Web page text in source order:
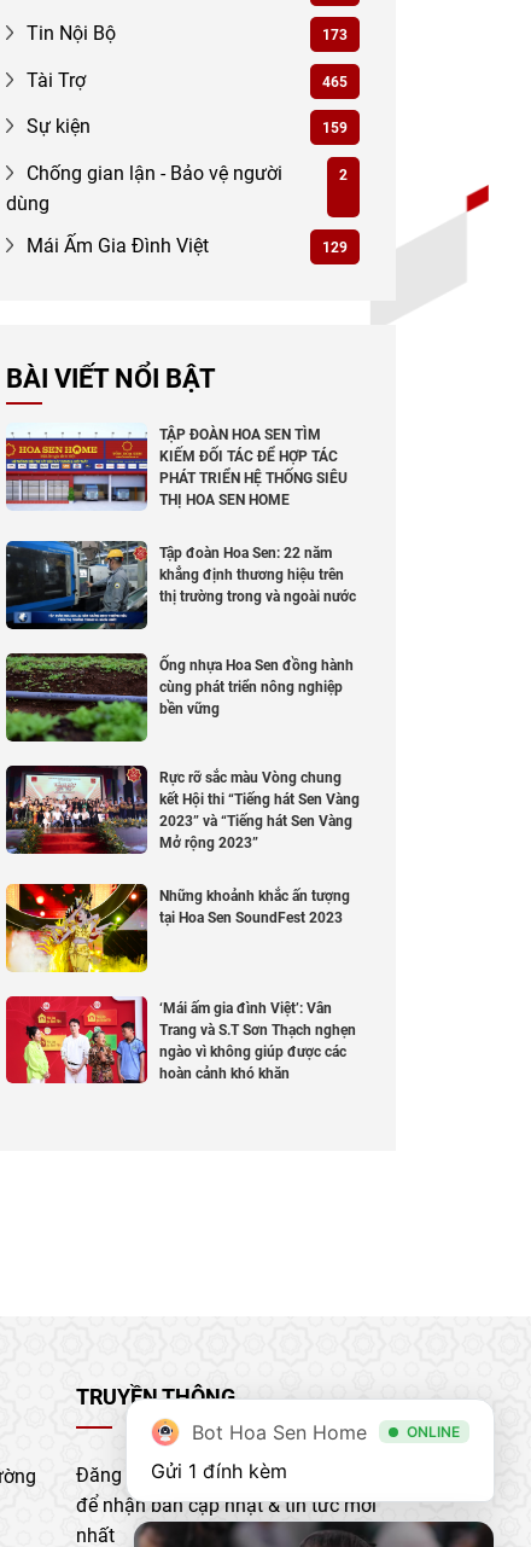
Tin Nội Bộ 173
Tài Trợ 465
Sự kiện 159
Chống gian lận - Bảo vệ người
dùng
2
Mái Ấm Gia Đình Việt 129
BÀI VIẾT NỔI BẬT
TẬP ĐOÀN HOA SEN TÌM
KIẾM ĐỐI TÁC ĐỂ HỢP TÁC
PHÁT TRIỂN HỆ THỐNG SIÊU
THỊ HOA SEN HOME
Tập đoàn Hoa Sen: 22 năm
khẳng định thương hiệu trên
thị trường trong và ngoài nước
Ống nhựa Hoa Sen đồng hành
cùng phát triển nông nghiệp
bền vững
Rực rỡ sắc màu Vòng chung
kết Hội thi “Tiếng hát Sen Vàng
2023” và “Tiếng hát Sen Vàng
Mở rộng 2023”
Những khoảnh khắc ấn tượng
tại Hoa Sen SoundFest 2023
‘Mái ấm gia đình Việt’: Vân
Trang và S.T Sơn Thạch nghẹn
ngào vì không giúp được các
hoàn cảnh khó khăn
TRUYỀN THÔNG
Đăng ký nhận bản tin của chúng tôi
để nhận bản cập nhật & tin tức mới
nhất
Bot Hoa Sen Home ONLINE
Gửi 1 đính kèm